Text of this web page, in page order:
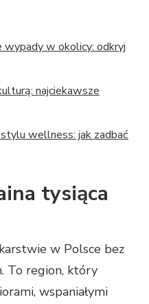
wypady w okolicy: odkryj
najciekawsze
wellness: jak zadbać
tysiąca
w Polsce bez
To region, który
wspaniałymi